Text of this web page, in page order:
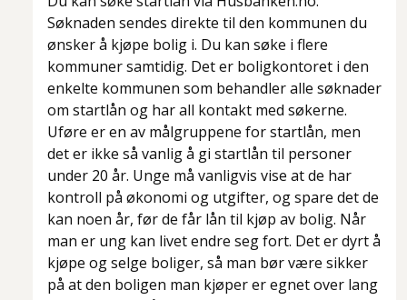
Søknaden sendes direkte til den kommunen du
ønsker å kjøpe bolig i. Du kan søke i flere
kommuner samtidig. Det er boligkontoret i den
enkelte kommunen som behandler alle søknader
om startlån og har all kontakt med søkerne.
Uføre er en av målgruppene for startlån, men
det er ikke så vanlig å gi startlån til personer
under 20 år. Unge må vanligvis vise at de har
kontroll på økonomi og utgifter, og spare det de
kan noen år, før de får lån til kjøp av bolig. Når
man er ung kan livet endre seg fort. Det er dyrt å
kjøpe og selge boliger, så man bør være sikker
på at den boligen man kjøper er egnet over lang